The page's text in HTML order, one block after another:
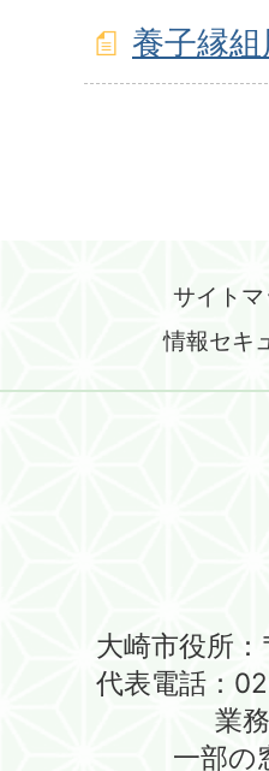
養子縁組
サイト
情報セキ
大崎市役所
代表電話：
業
一部の